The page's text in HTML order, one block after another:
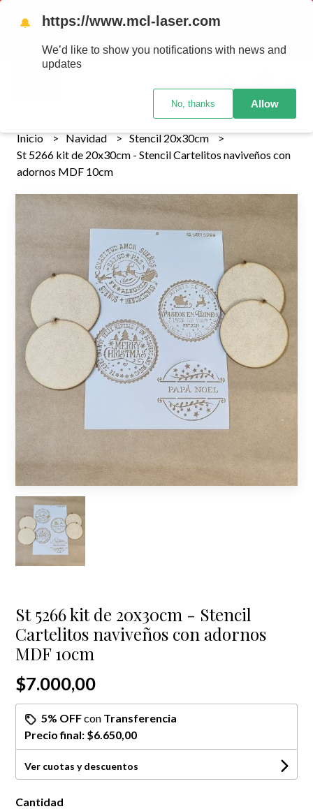
Tenemos envios a todo el pais!........ Los envios Por MENOR se
realizan 48 hs habiles porteriores al pago , los pedidos por
MAYOR se envian 7 dias posteriores al pago del pedido
Inicio Navidad
Stencil 20x30cm
St 5266 kit de 20x30cm - Stencil Cartelitos naviveños con
adornos MDF 10cm
St 5266 kit de 20x30cm - Stencil
Cartelitos naviveños con adornos
MDF 10cm
$7.000,00
5% OFFcon Transferencia
Precio final: $6.650,00
Ver cuotas y descuentos
Cantidad
🔔 https://www.mcl-laser.com
We’d like to show you notifications with news and
updates
No, thanks Allow